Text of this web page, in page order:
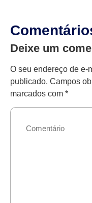
Deixe um
O seu endereço de e-
publicado. Campos
marcados com *